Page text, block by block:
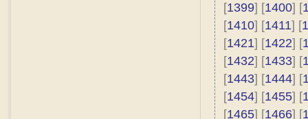
[1399] [1400] [
[1410] [1411] [
[1421] [1422] [
[1432] [1433] [
[1443] [1444] [
[1454] [1455] [
[1465] [1466] [